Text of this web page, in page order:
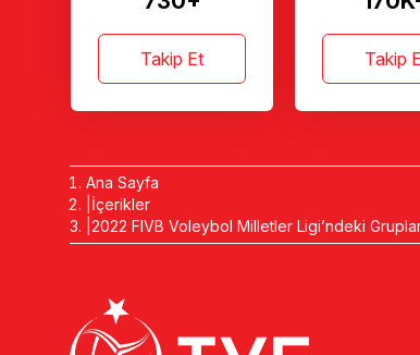
Takip Et Takip
Ana Sayfa
İçerikler
2022 FIVB Voleybol Milletler Ligi’ndeki